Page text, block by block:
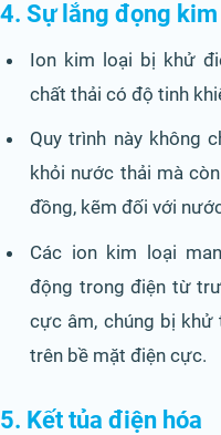
4. Sự lắng đọng
Ion kim loại bị khử
chất thải có độ tinh
Quy trình này không
khỏi nước thải mà
đồng, kẽm đối với
Các ion kim loại
động trong điện từ
cực âm, chúng bị khử
trên bề mặt điện cực.
5. Kết tủa điện hóa